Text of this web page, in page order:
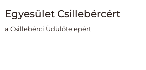
Skip
Egyesület Csillebércért
a Csillebérci Üdülőtelepért